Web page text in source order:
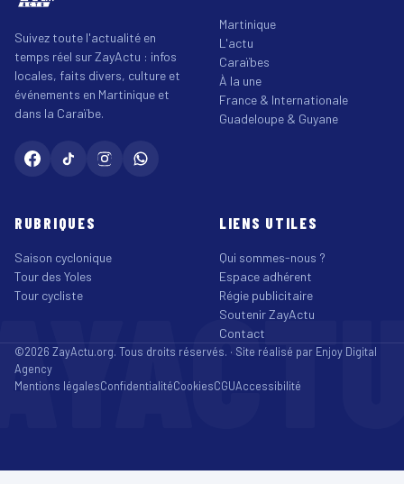
Suivez toute l'actualité en
temps réel sur ZayActu : infos
locales, faits divers, culture et
événements en Martinique et
dans la Caraïbe.
Martinique
L'actu
Caraïbes
À la une
France & Internationale
Guadeloupe & Guyane
RUBRIQUES
Saison cyclonique
Tour des Yoles
Tour cycliste
LIENS UTILES
Qui sommes-nous ?
Espace adhérent
Régie publicitaire
Soutenir ZayActu
Contact
©2026 ZayActu.org. Tous droits réservés. · Site réalisé par Enjoy Digital
Agency
Mentions légalesConfidentialitéCookiesCGUAccessibilité